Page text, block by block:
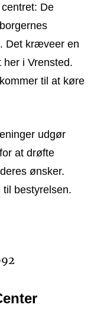
De
Det kræveer en
her i Vrensted.
til at køre
udgør
at drøfte
ønsker.
bestyrelsen.